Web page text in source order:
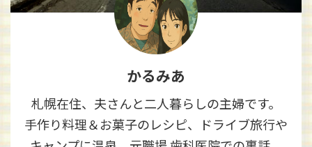
かるみあ
札幌在住、夫さんと二人暮らしの主婦です。
手作り料理＆お菓子のレシピ、ドライブ旅行や